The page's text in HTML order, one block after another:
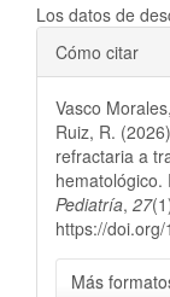
Los datos de
Detalles
del
artículo
Cómo citar
Vasco
Ruiz, R.
refractaria a
hematológico.
Pediatría, 27
https://
Más